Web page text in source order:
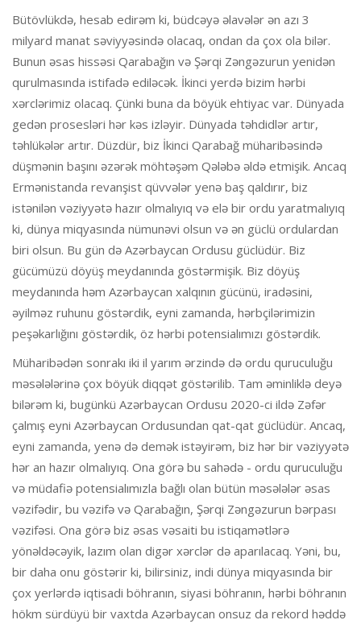
Bütövlükdə, hesab edirəm ki, büdcəyə əlavələr ən azı 3
milyard manat səviyyəsində olacaq, ondan da çox ola bilər.
Bunun əsas hissəsi Qarabağın və Şərqi Zəngəzurun yenidən
qurulmasında istifadə ediləcək. İkinci yerdə bizim hərbi
xərclərimiz olacaq. Çünki buna da böyük ehtiyac var. Dünyada
gedən prosesləri hər kəs izləyir. Dünyada təhdidlər artır,
təhlükələr artır. Düzdür, biz İkinci Qarabağ müharibəsində
düşmənin başını əzərək möhtəşəm Qələbə əldə etmişik. Ancaq
Ermənistanda revanşist qüvvələr yenə baş qaldırır, biz
istənilən vəziyyətə hazır olmalıyıq və elə bir ordu yaratmalıyıq
ki, dünya miqyasında nümunəvi olsun və ən güclü ordulardan
biri olsun. Bu gün də Azərbaycan Ordusu güclüdür. Biz
gücümüzü döyüş meydanında göstərmişik. Biz döyüş
meydanında həm Azərbaycan xalqının gücünü, iradəsini,
əyilməz ruhunu göstərdik, eyni zamanda, hərbçilərimizin
peşəkarlığını göstərdik, öz hərbi potensialımızı göstərdik.
Müharibədən sonrakı iki il yarım ərzində də ordu quruculuğu
məsələlərinə çox böyük diqqət göstərilib. Tam əminliklə deyə
bilərəm ki, bugünkü Azərbaycan Ordusu 2020-ci ildə Zəfər
çalmış eyni Azərbaycan Ordusundan qat-qat güclüdür. Ancaq,
eyni zamanda, yenə də demək istəyirəm, biz hər bir vəziyyətə
hər an hazır olmalıyıq. Ona görə bu sahədə - ordu quruculuğu
və müdafiə potensialımızla bağlı olan bütün məsələlər əsas
vəzifədir, bu vəzifə və Qarabağın, Şərqi Zəngəzurun bərpası
vəzifəsi. Ona görə biz əsas vəsaiti bu istiqamətlərə
yönəldəcəyik, lazım olan digər xərclər də aparılacaq. Yəni, bu,
bir daha onu göstərir ki, bilirsiniz, indi dünya miqyasında bir
çox yerlərdə iqtisadi böhranın, siyasi böhranın, hərbi böhranın
hökm sürdüyü bir vaxtda Azərbaycan onsuz da rekord həddə